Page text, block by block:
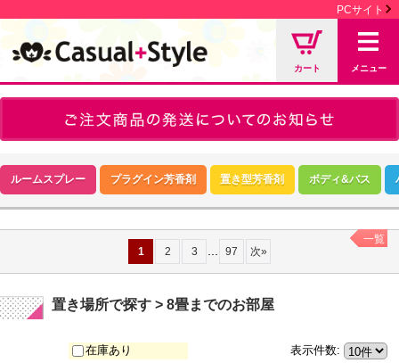
PCサイト
カート メニュー
ルームスプレー プラグイン芳香剤 置き型芳香剤 ボディ&バス
置き場所で探す > 8畳までのお部屋
一覧
表示件数:
在庫あり
1 2 3 97 次»